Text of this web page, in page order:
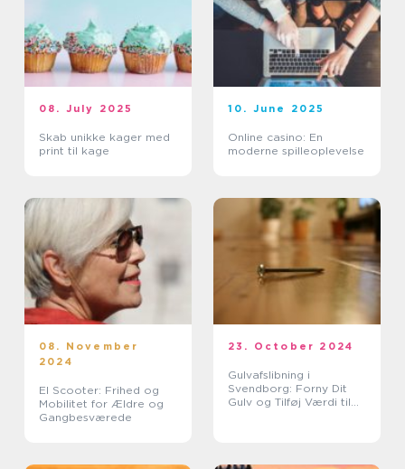
08. July 2025
Skab unikke kager med
print til kage
10. June 2025
Online casino: En
moderne spilleoplevelse
08. November
2024
El Scooter: Frihed og
Mobilitet for Ældre og
Gangbesværede
23. October 2024
Gulvafslibning i
Svendborg: Forny Dit
Gulv og Tilføj Værdi til